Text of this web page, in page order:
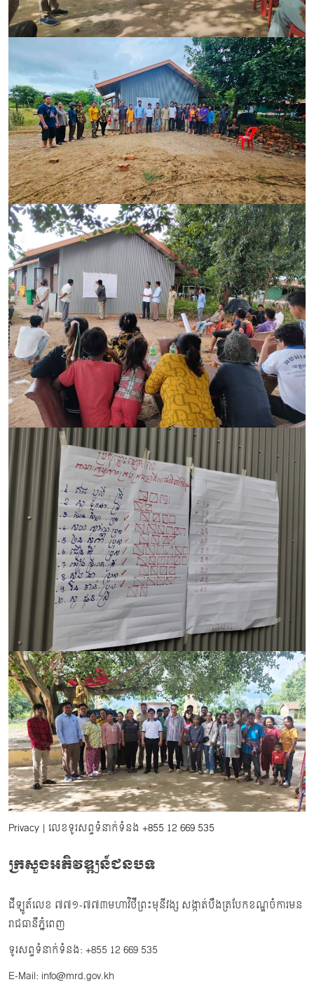
Privacy | លេខទូរសព្ទទំនាក់ទំនង +855 12 669 535
ក្រសួងអភិវឌ្ឍន៍ជនបទ
ដីឡូត៍លេខ ៧៧១-៧៧៣មហាវិថីព្រះមុនីវង្ស សង្កាត់បឹងត្របែកខណ្ឌចំការមន
រាជធានីភ្នំពេញ
ទូរសព្ទទំនាក់ទំនង: +855 12 669 535
E-Mail: info@mrd.gov.kh